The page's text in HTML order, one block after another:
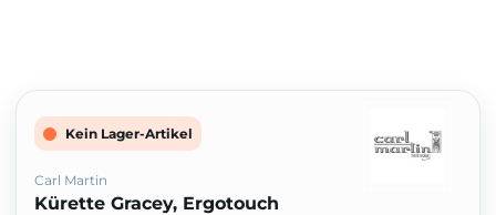
Kein Lager-Artikel
Carl Martin
Kürette Gracey, Ergotouch